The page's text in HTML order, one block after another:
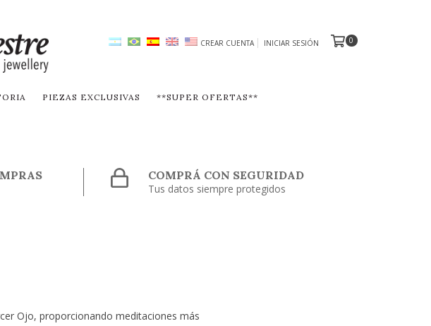
CREAR CUENTA INICIAR SESIÓN 0
PIEZAS EXCLUSIVAS **SUPER OFERTAS**
COMPRÁ CON SEGURIDAD
Tus datos siempre protegidos
Ojo, proporcionando meditaciones más